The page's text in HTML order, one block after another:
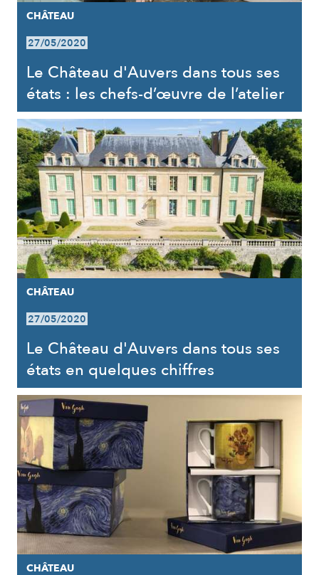
CHÂTEAU
27/05/2020
Le Château d'Auvers dans tous ses
états : les chefs-d’œuvre de l’atelier
CHÂTEAU
27/05/2020
Le Château d'Auvers dans tous ses
états en quelques chiffres
CHÂTEAU